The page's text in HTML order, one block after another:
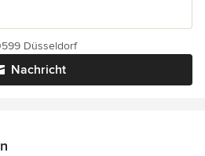
Nachricht
Düsseldorf